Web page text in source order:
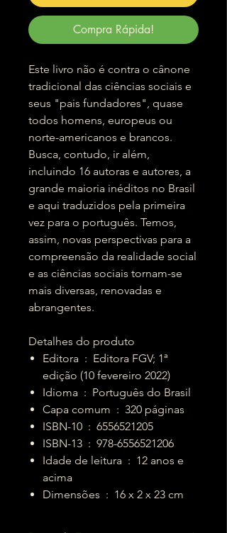
Compra Rápida!
Este livro não é contra o cânone
tradicional das ciências sociais e
seus "pais fundadores", quase
todos homens, europeus ou
norte-americanos e brancos.
Busca, contudo, ir além,
incluindo 16 autoras e autores, a
grande maioria inéditos no Brasil
e aqui traduzidos pela primeira
vez para o português. Temos,
assim, novas perspectivas para a
compreensão da realidade social
e as ciências sociais tornam-se
mais diversas, renovadas e
abrangentes.
Detalhes do produto
Editora ‏ : ‎ Editora FGV; 1ª
edição (10 fevereiro 2022)
Idioma ‏ : ‎ Português do Brasil
Capa comum ‏ : ‎ 320 páginas
ISBN-10 ‏ : ‎ 6556521205
ISBN-13 ‏ : ‎ 978-6556521206
Idade de leitura ‏ : ‎ 12 anos e
acima
Dimensões ‏ : ‎ 16 x 2 x 23 cm